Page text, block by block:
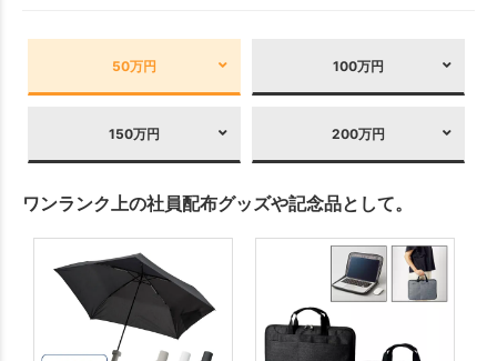
50万円 100万円
150万円 200万円
ワンランク上の社員配布グッズや記念品として。